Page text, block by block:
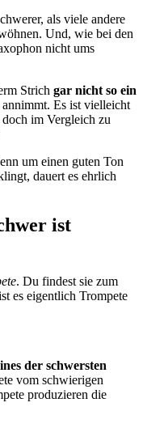
als viele andere
Und, wie bei den
nicht ums
Strich gar nicht so ein
Es ist vielleicht
im Vergleich zu
um einen guten Ton
dauert es ehrlich
ist
. Du findest sie zum
es eigentlich Trompete
der schwersten
vom schwierigen
produzieren die